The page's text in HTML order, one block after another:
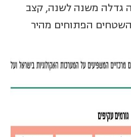
גדלה משנה לשנה, קצב
הפתוחים מהיר